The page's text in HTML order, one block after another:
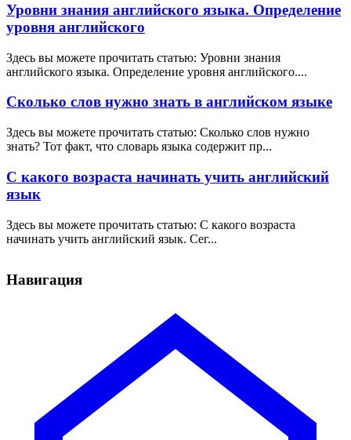
Уровни знания английского языка. Определение
уровня английского
Здесь вы можете прочитать статью: Уровни знания
английского языка. Определение уровня английского....
Сколько слов нужно знать в английском языке
Здесь вы можете прочитать статью: Сколько слов нужно
знать? Тот факт, что словарь языка содержит пр...
С какого возраста начинать учить английский
язык
Здесь вы можете прочитать статью: С какого возраста
начинать учить английский язык. Сег...
Навигация